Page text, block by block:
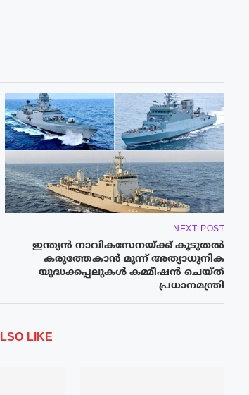
NEXT POST
ഇന്ത്യൻ നാവികസേനയ്ക്ക് കൂടുതൽ
കരുത്തേകാന്‍ മൂന്ന് അത്യാധുനിക
യുദ്ധക്കപ്പലുകള്‍ കമ്മീഷന്‍ ചെയ്ത്
പ്രധാനമന്ത്രി
LIKE